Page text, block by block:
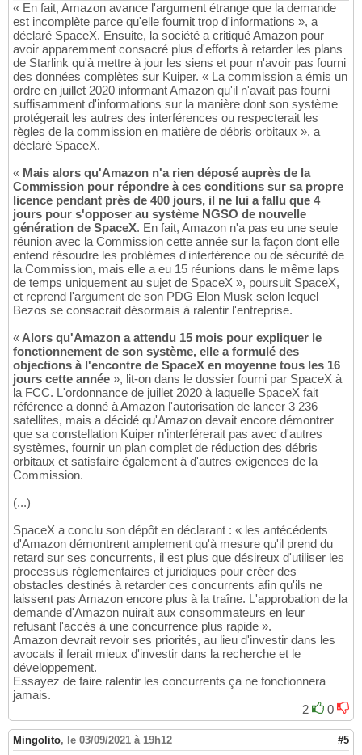
« En fait, Amazon avance l'argument étrange que la demande
est incomplète parce qu'elle fournit trop d'informations », a
déclaré SpaceX. Ensuite, la société a critiqué Amazon pour
avoir apparemment consacré plus d'efforts à retarder les plans
de Starlink qu'à mettre à jour les siens et pour n'avoir pas fourni
des données complètes sur Kuiper. « La commission a émis un
ordre en juillet 2020 informant Amazon qu'il n'avait pas fourni
suffisamment d'informations sur la manière dont son système
protégerait les autres des interférences ou respecterait les
règles de la commission en matière de débris orbitaux », a
déclaré SpaceX.
« Mais alors qu'Amazon n'a rien déposé auprès de la
Commission pour répondre à ces conditions sur sa propre
licence pendant près de 400 jours, il ne lui a fallu que 4
jours pour s'opposer au système NGSO de nouvelle
génération de SpaceX. En fait, Amazon n'a pas eu une seule
réunion avec la Commission cette année sur la façon dont elle
entend résoudre les problèmes d'interférence ou de sécurité de
la Commission, mais elle a eu 15 réunions dans le même laps
de temps uniquement au sujet de SpaceX », poursuit SpaceX,
et reprend l'argument de son PDG Elon Musk selon lequel
Bezos se consacrait désormais à ralentir l'entreprise.
« Alors qu'Amazon a attendu 15 mois pour expliquer le
fonctionnement de son système, elle a formulé des
objections à l'encontre de SpaceX en moyenne tous les 16
jours cette année », lit-on dans le dossier fourni par SpaceX à
la FCC. L'ordonnance de juillet 2020 à laquelle SpaceX fait
référence a donné à Amazon l'autorisation de lancer 3 236
satellites, mais a décidé qu'Amazon devait encore démontrer
que sa constellation Kuiper n'interférerait pas avec d'autres
systèmes, fournir un plan complet de réduction des débris
orbitaux et satisfaire également à d'autres exigences de la
Commission.
(...)
SpaceX a conclu son dépôt en déclarant : « les antécédents
d'Amazon démontrent amplement qu'à mesure qu'il prend du
retard sur ses concurrents, il est plus que désireux d'utiliser les
processus réglementaires et juridiques pour créer des
obstacles destinés à retarder ces concurrents afin qu'ils ne
laissent pas Amazon encore plus à la traîne. L'approbation de la
demande d'Amazon nuirait aux consommateurs en leur
refusant l'accès à une concurrence plus rapide ».
Amazon devrait revoir ses priorités, au lieu d'investir dans les
avocats il ferait mieux d'investir dans la recherche et le
développement.
Essayez de faire ralentir les concurrents ça ne fonctionnera
jamais.
2
0
Mingolito, le 03/09/2021 à 19h12 #5